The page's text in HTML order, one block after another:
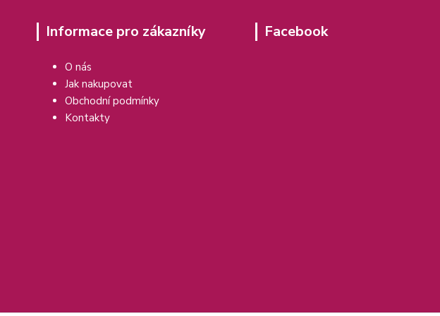
Informace pro zákazníky
O nás
Jak nakupovat
Obchodní podmínky
Kontakty
Facebook